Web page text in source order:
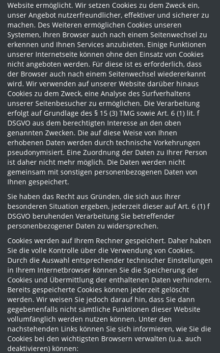
Website ermöglicht. Wir setzen Cookies zu dem Zweck ein,
unser Angebot nutzerfreundlicher, effektiver und sicherer zu
machen. Des Weiteren ermöglichen Cookies unseren
Systemen, Ihren Browser auch nach einem Seitenwechsel zu
erkennen und Ihnen Services anzubieten. Einige Funktionen
unserer Internetseite können ohne den Einsatz von Cookies
nicht angeboten werden. Für diese ist es erforderlich, dass
der Browser auch nach einem Seitenwechsel wiedererkannt
wird. Wir verwenden auf unserer Website darüber hinaus
Cookies zu dem Zweck, eine Analyse des Surfverhaltens
unserer Seitenbesucher zu ermöglichen. Die Verarbeitung
erfolgt auf Grundlage des § 15 (3) TMG sowie Art. 6 (1) lit. f
DSGVO aus dem berechtigten Interesse an den oben
genannten Zwecken. Die auf diese Weise von Ihnen
erhobenen Daten werden durch technische Vorkehrungen
pseudonymisiert. Eine Zuordnung der Daten zu Ihrer Person
ist daher nicht mehr möglich. Die Daten werden nicht
gemeinsam mit sonstigen personenbezogenen Daten von
Ihnen gespeichert.
Sie haben das Recht aus Gründen, die sich aus Ihrer
besonderen Situation ergeben, jederzeit dieser auf Art. 6 (1) f
DSGVO beruhenden Verarbeitung Sie betreffender
personenbezogener Daten zu widersprechen.
Cookies werden auf Ihrem Rechner gespeichert. Daher haben
Sie die volle Kontrolle über die Verwendung von Cookies.
Durch die Auswahl entsprechender technischer Einstellungen
in Ihrem Internetbrowser können Sie die Speicherung der
Cookies und Übermittlung der enthaltenen Daten verhindern.
Bereits gespeicherte Cookies können jederzeit gelöscht
werden. Wir weisen Sie jedoch darauf hin, dass Sie dann
gegebenenfalls nicht sämtliche Funktionen dieser Website
vollumfänglich werden nutzen können. Unter den
nachstehenden Links können Sie sich informieren, wie Sie die
Cookies bei den wichtigsten Browsern verwalten (u.a. auch
deaktivieren) können: